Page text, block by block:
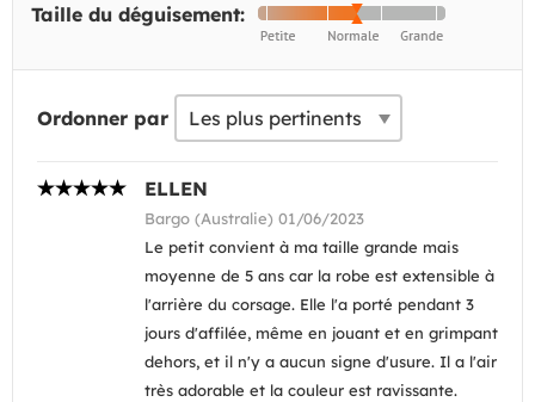
Taille du déguisement:
Ordonner par
ELLEN
Bargo (Australie) 01/06/2023
Le petit convient à ma taille grande mais
moyenne de 5 ans car la robe est extensible à
l'arrière du corsage. Elle l'a porté pendant 3
jours d'affilée, même en jouant et en grimpant
dehors, et il n'y a aucun signe d'usure. Il a l'air
très adorable et la couleur est ravissante.